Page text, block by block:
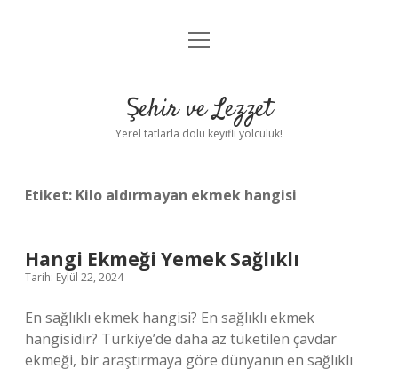
Anasayfa
Yasal Uyarı
menüyü
Şehir ve Lezzet
Yerel tatlarla dolu keyifli yolculuk!
Etiket: Kilo aldırmayan ekmek hangisi
Hangi Ekmeği Yemek Sağlıklı
Tarih: Eylül 22, 2024
En sağlıklı ekmek hangisi? En sağlıklı ekmek
hangisidir? Türkiye’de daha az tüketilen çavdar
ekmeği, bir araştırmaya göre dünyanın en sağlıklı